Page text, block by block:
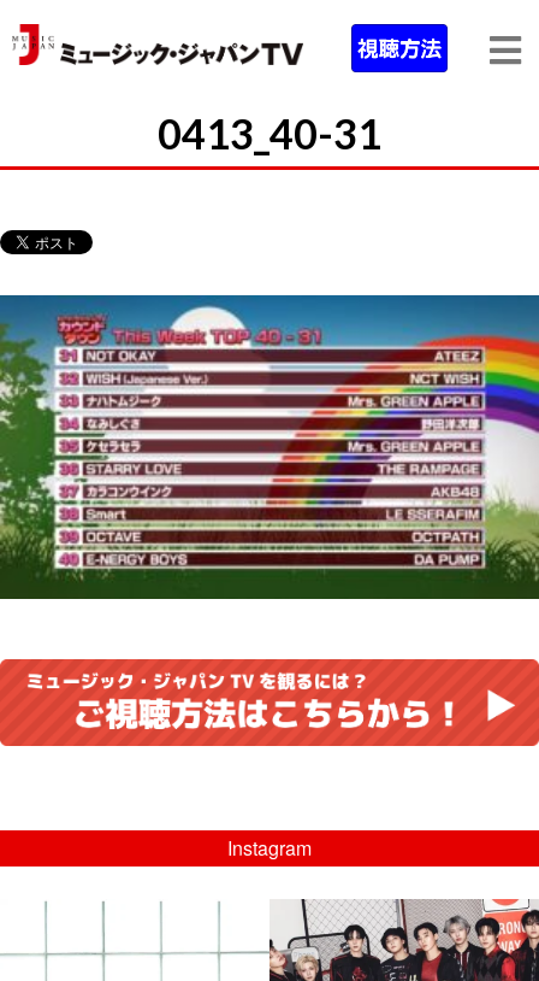
0413_40-31
Instagram
💡8/5(水)特番放送！
...
musicjapantv
💡08/05(水)23:00特番放送！
...